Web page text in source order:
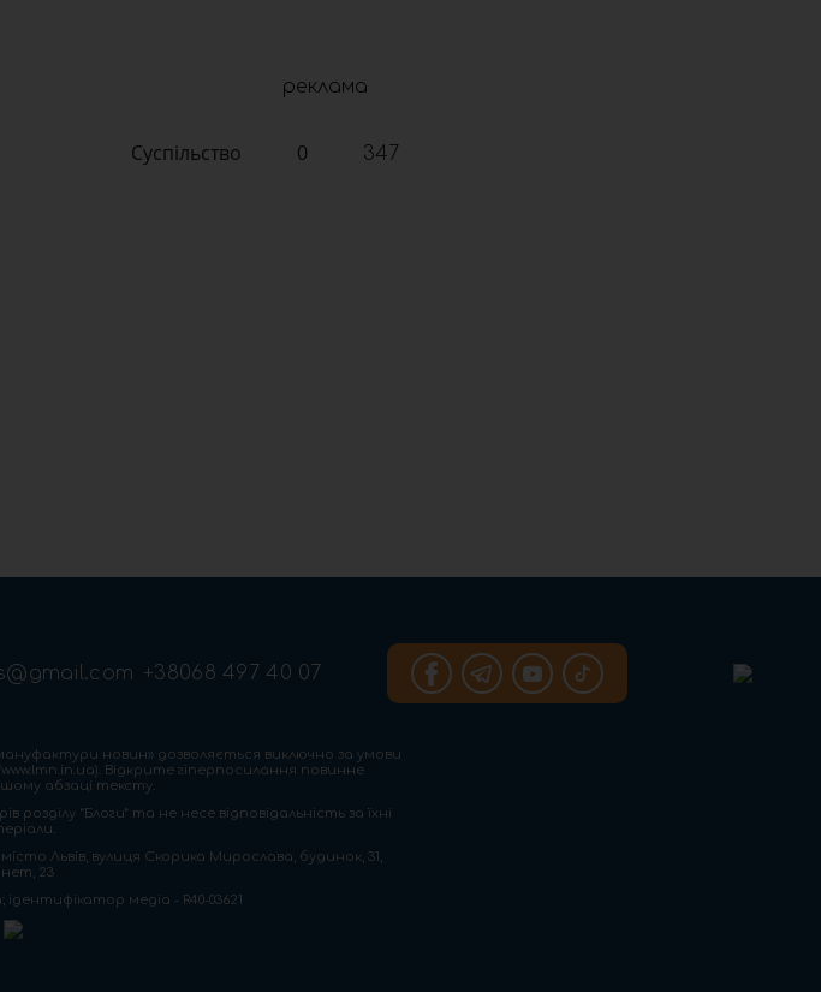
реклама
Суспільство 0 347
+38068 497 40 07
новин» дозволяється виключно за умови
Відкрите гіперпосилання повинне
абзаці тексту.
“Блоги” та не несе відповідальність за їхні
Львів, вулиця Скорика Мирослава, будинок, 31,
23
медіа - R40-03621